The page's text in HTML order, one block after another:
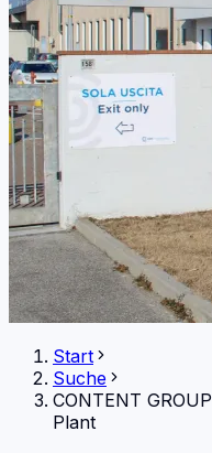
Start
Suche
CONTENT GROUP
Plant